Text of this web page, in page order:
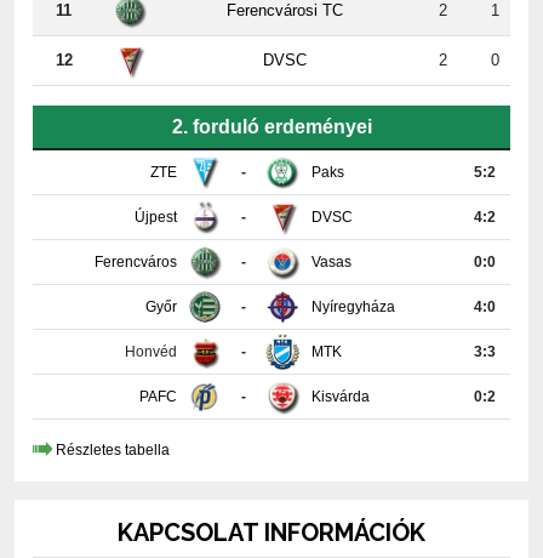
12 DVSC 2 0
ZTE - Paks
Újpest DVSC 4:2
Ferencváros Vasas 0:0
Győr Nyíregyháza 4:0
Honvéd MTK 3:3
PAFC Kisvárda 0:2
Részletes tabella
PAKSI FUTBALL CLUB KFT.